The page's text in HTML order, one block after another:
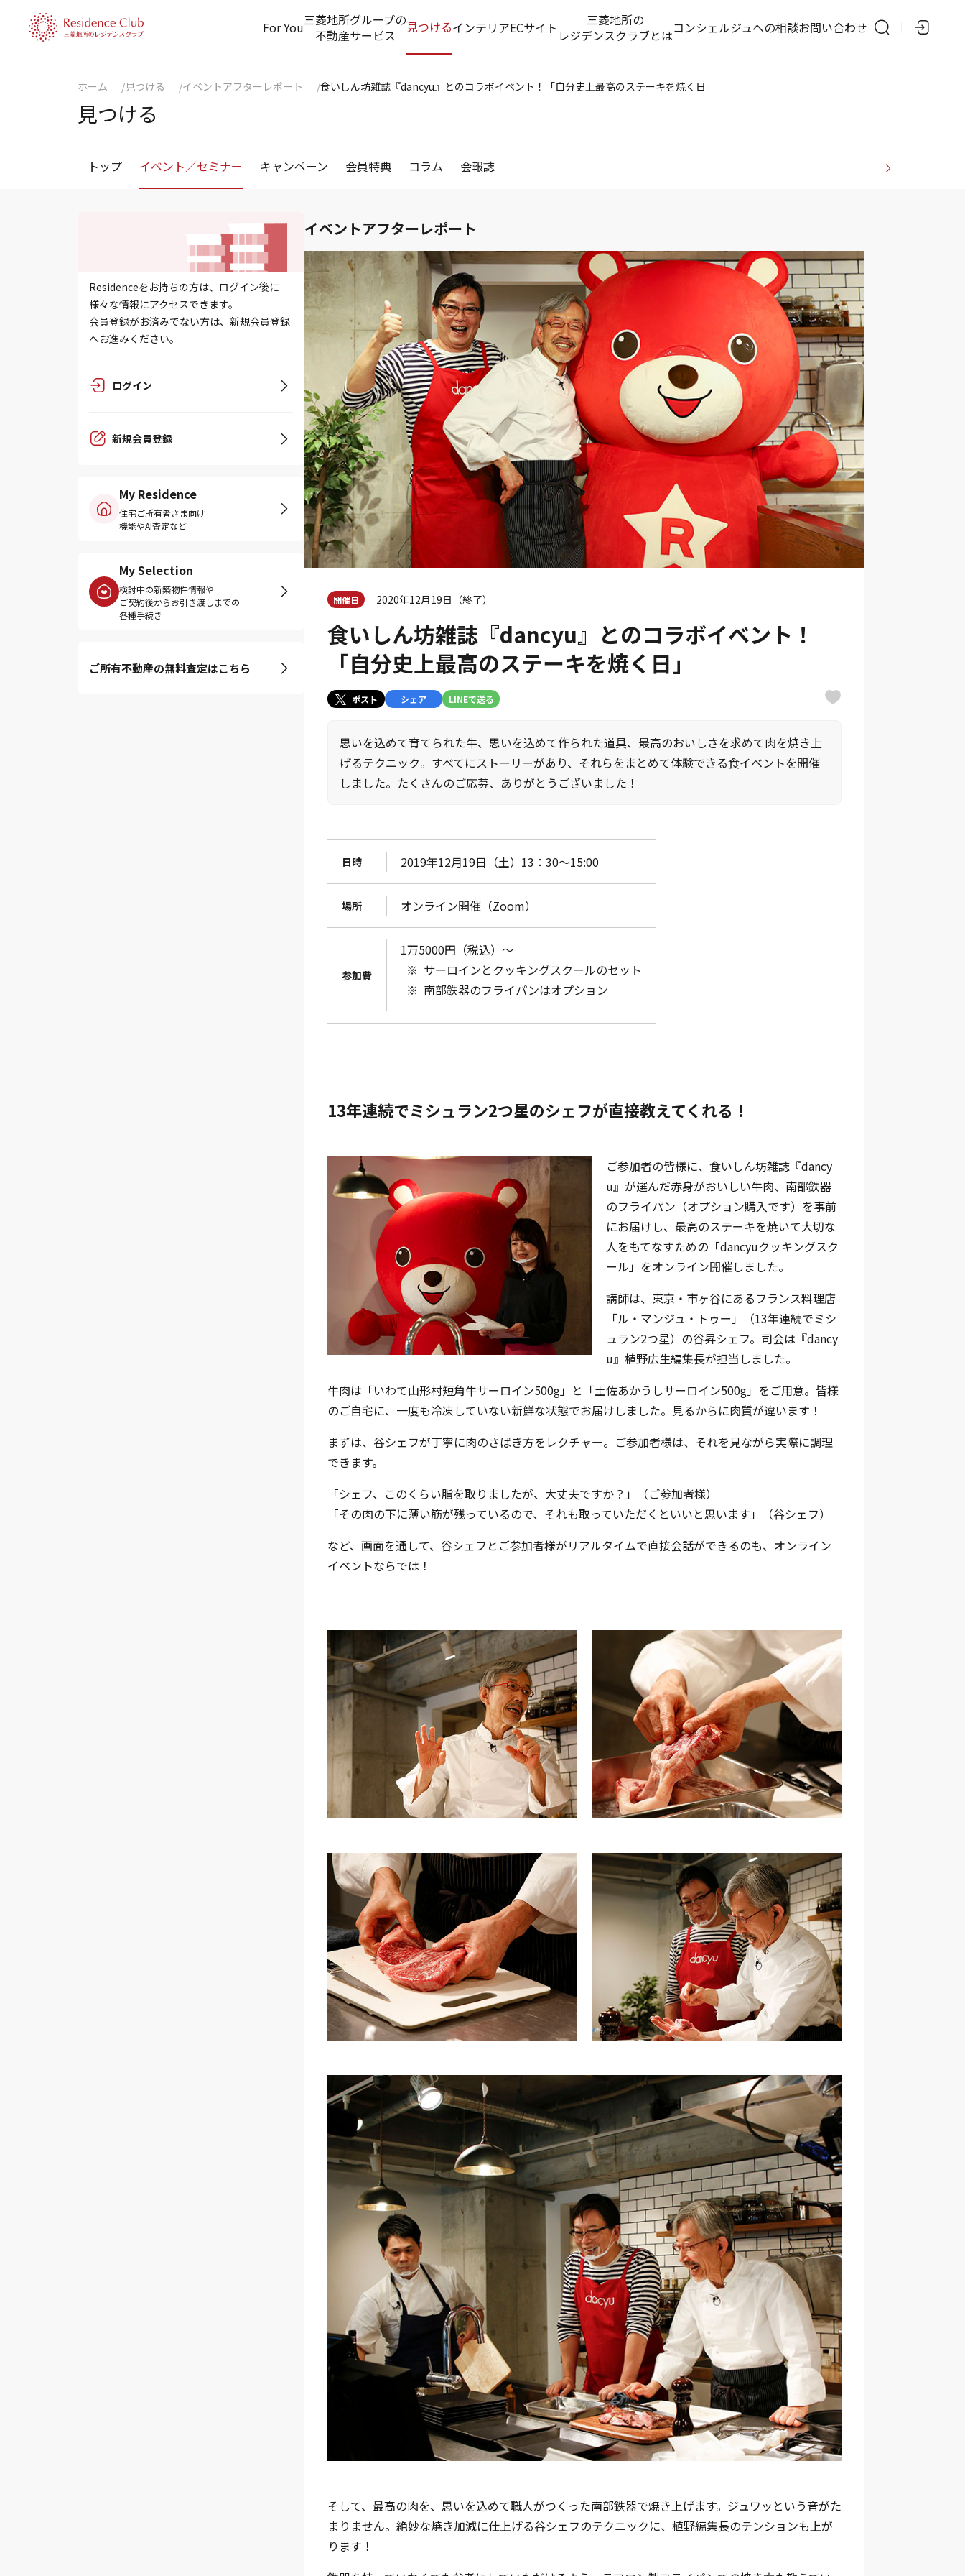
For You三菱地所グループの
不動産サービス
見つけるインテリアECサイト
三菱地所の
レジデンスクラブとはコンシェルジュへの相談お問い合わせ
ホーム 見つける イベントアフターレポート 食いしん坊雑誌『dancyu』とのコラボイベント！「自分史上最高のステーキを焼く日」
見つける
トップ イベント／セミナー キャンペーン 会員特典 コラム 会報誌
Residenceをお持ちの方は、ログイン後に
様々な情報にアクセスできます。
会員登録がお済みでない方は、新規会員登録
へお進みください。
ログイン
新規会員登録
My Residence
住宅ご所有者さま向け
機能やAI査定など
My Selection
検討中の新築物件情報や
ご契約後からお引き渡しまでの
各種手続き
ご所有不動産の無料査定はこちら
イベントアフターレポート
開催日 2020年12月19日（終了）
食いしん坊雑誌『dancyu』とのコラボイベント！
「自分史上最高のステーキを焼く日」
ポスト シェア LINEで送る
思いを込めて育てられた牛、思いを込めて作られた道具、最高のおいしさを求めて肉を焼き上
げるテクニック――。すべてにストーリーがあり、それらをまとめて体験できる食イベントを開催
しました。たくさんのご応募、ありがとうございました！
日時 2019年12月19日（土）13：30～15:00
場所 オンライン開催（Zoom）
参加費
1万5000円（税込）～
サーロインとクッキングスクールのセット
南部鉄器のフライパンはオプション
13年連続でミシュラン2つ星のシェフが直接教えてくれる！
ご参加者の皆様に、食いしん坊雑誌『dancy
u』が選んだ赤身がおいしい牛肉、南部鉄器
のフライパン（オプション購入です）を事前
にお届けし、最高のステーキを焼いて大切な
人をもてなすための「dancyuクッキングスク
ール」をオンライン開催しました。
講師は、東京・市ヶ谷にあるフランス料理店
「ル・マンジュ・トゥー」（13年連続でミシ
ュラン2つ星）の谷昇シェフ。司会は『dancy
u』植野広生編集長が担当しました。
牛肉は「いわて山形村短角牛サーロイン500g」と「土佐あかうしサーロイン500g」をご用意。皆様
のご自宅に、一度も冷凍していない新鮮な状態でお届けしました。見るからに肉質が違います！
まずは、谷シェフが丁寧に肉のさばき方をレクチャー。ご参加者様は、それを見ながら実際に調理
できます。
「シェフ、このくらい脂を取りましたが、大丈夫ですか？」（ご参加者様）
「その肉の下に薄い筋が残っているので、それも取っていただくといいと思います」（谷シェフ）
など、画面を通して、谷シェフとご参加者様がリアルタイムで直接会話ができるのも、オンライン
イベントならでは！
そして、最高の肉を、思いを込めて職人がつくった南部鉄器で焼き上げます。ジュワッという音がた
まりません。絶妙な焼き加減に仕上げる谷シェフのテクニックに、植野編集長のテンションも上が
ります！